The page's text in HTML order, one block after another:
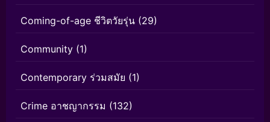
Coming-of-age ชีวิตวัยรุ่น (29)
Community (1)
Contemporary ร่วมสมัย (1)
Crime อาชญากรรม (132)